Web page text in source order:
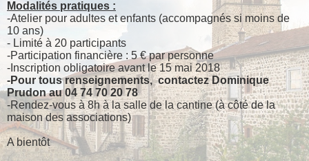
Modalités pratiques :
-Atelier pour adultes et enfants (accompagnés si moins de
10 ans)
- Limité à 20 participants
-Participation financière : 5 € par personne
-Inscription obligatoire avant le 15 mai 2018
-Pour tous renseignements, contactez Dominique
Prudon au 04 74 70 20 78
-Rendez-vous à 8h à la salle de la cantine (à côté de la
maison des associations)
A bientôt